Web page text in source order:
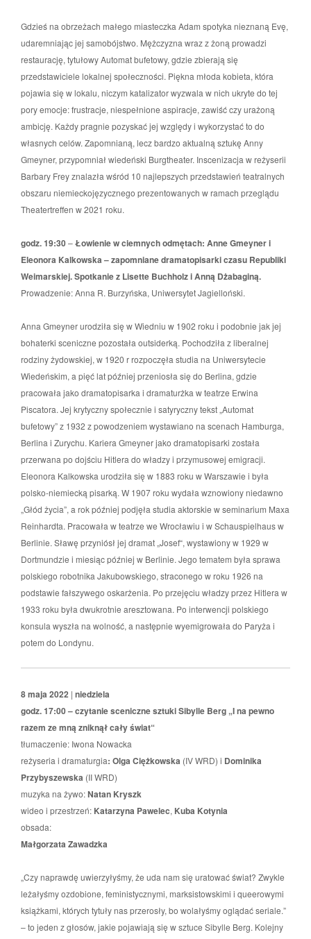
Gdzieś na obrzeżach małego miasteczka Adam spotyka nieznaną Evę,
udaremniając jej samobójstwo. Mężczyzna wraz z żoną prowadzi
restaurację, tytułowy Automat bufetowy, gdzie zbierają się
przedstawiciele lokalnej społeczności. Piękna młoda kobieta, która
pojawia się w lokalu, niczym katalizator wyzwala w nich ukryte do tej
pory emocje: frustracje, niespełnione aspiracje, zawiść czy urażoną
ambicję. Każdy pragnie pozyskać jej względy i wykorzystać to do
własnych celów. Zapomnianą, lecz bardzo aktualną sztukę Anny
Gmeyner, przypomniał wiedeński Burgtheater. Inscenizacja w reżyserii
Barbary Frey znalazła wśród 10 najlepszych przedstawień teatralnych
obszaru niemieckojęzycznego prezentowanych w ramach przeglądu
Theatertreffen w 2021 roku.
godz. 19:30–Łowienie w ciemnych odmętach: Anne Gmeyner i
Eleonora Kalkowska – zapomniane dramatopisarki czasu Republiki
Weimarskiej. Spotkanie z Lisette Buchholz i Anną Dżabaginą.
Prowadzenie: Anna R. Burzyńska, Uniwersytet Jagielloński.
Anna Gmeyner urodziła się w Wiedniu w 1902 roku i podobnie jak jej
bohaterki sceniczne pozostała outsiderką. Pochodziła z liberalnej
rodziny żydowskiej, w 1920 r rozpoczęła studia na Uniwersytecie
Wiedeńskim, a pięć lat później przeniosła się do Berlina, gdzie
pracowała jako dramatopisarka i dramaturżka w teatrze Erwina
Piscatora. Jej krytyczny społecznie i satyryczny tekst „Automat
bufetowy” z 1932 z powodzeniem wystawiano na scenach Hamburga,
Berlina i Zurychu. Kariera Gmeyner jako dramatopisarki została
przerwana po dojściu Hitlera do władzy i przymusowej emigracji.
Eleonora Kalkowska urodziła się w 1883 roku w Warszawie i była
polsko-niemiecką pisarką. W 1907 roku wydała wznowiony niedawno
„Głód życia”, a rok później podjęła studia aktorskie w seminarium Maxa
Reinhardta. Pracowała w teatrze we Wrocławiu i w Schauspielhaus w
Berlinie. Sławę przyniósł jej dramat „Josef“, wystawiony w 1929 w
Dortmundzie i miesiąc później w Berlinie. Jego tematem była sprawa
polskiego robotnika Jakubowskiego, straconego w roku 1926 na
podstawie fałszywego oskarżenia. Po przejęciu władzy przez Hitlera w
1933 roku była dwukrotnie aresztowana. Po interwencji polskiego
konsula wyszła na wolność, a następnie wyemigrowała do Paryża i
potem do Londynu.
8 maja 2022 | niedziela
godz. 17:00– czytanie sceniczne sztuki Sibylle Berg „I na pewno
razem ze mną zniknął cały świat“
tłumaczenie: Iwona Nowacka
reżyseria i dramaturgia: Olga Ciężkowska (IV WRD) i Dominika
Przybyszewska (II WRD)
muzyka na żywo:Natan Kryszk
wideo i przestrzeń: Katarzyna Pawelec, Kuba Kotynia
obsada:
Małgorzata Zawadzka
„Czy naprawdę uwierzyłyśmy, że uda nam się uratować świat? Zwykle
leżałyśmy ozdobione, feministycznymi, marksistowskimi i queerowymi
książkami, których tytuły nas przerosły, bo wolałyśmy oglądać seriale.”
– to jeden z głosów, jakie pojawiają się w sztuce Sibylle Berg. Kolejny